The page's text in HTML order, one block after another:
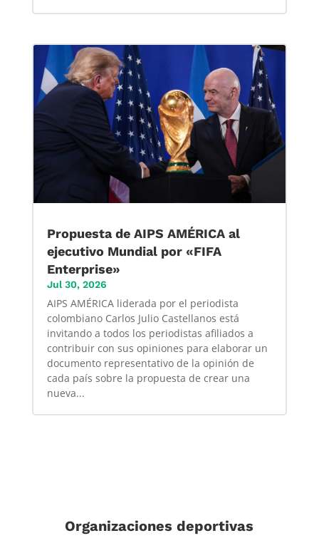
Propuesta de AIPS AMÉRICA al
ejecutivo Mundial por «FIFA
Enterprise»
Jul 30, 2026
AIPS AMÉRICA liderada por el periodista
colombiano Carlos Julio Castellanos está
invitando a todos los periodistas afiliados a
contribuir con sus opiniones para elaborar un
documento representativo de la opinión de
cada país sobre la propuesta de crear una
nueva...
Organizaciones deportivas